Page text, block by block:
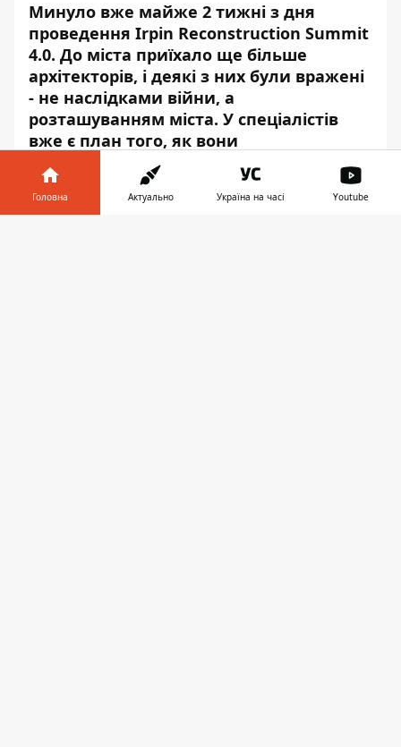
Минуло вже майже 2 тижні з дня
проведення Irpin Reconstruction Summit
4.0. До міста приїхало ще більше
архітекторів, і деякі з них були вражені
- не наслідками війни, а
розташуванням міста. У спеціалістів
вже є план того, як вони
реконструюють першочергові об’єкти в
Ірпені.
Про це дізнався
Головна Актуально Україна на часі Youtube